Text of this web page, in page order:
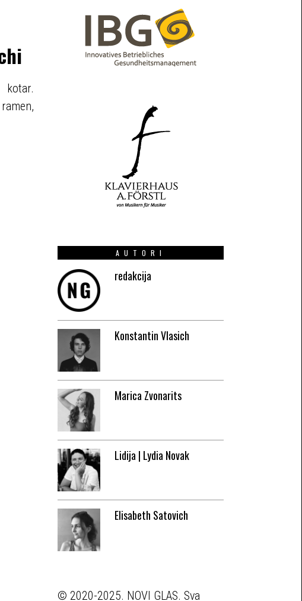
AUTORI
redakcija
Konstantin Vlasich
Marica Zvonarits
Lidija | Lydia Novak
Elisabeth Satovich
© 2020-2025. NOVI GLAS. Sva